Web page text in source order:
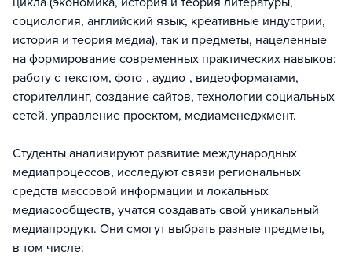
социология, английский язык, креативные индустрии,
история и теория медиа), так и предметы, нацеленные
на формирование современных практических навыков:
работу с текстом, фото-, аудио-, видеоформатами,
сторителлинг, создание сайтов, технологии социальных
сетей, управление проектом, медиаменеджмент.
Студенты анализируют развитие международных
медиапроцессов, исследуют связи региональных
средств массовой информации и локальных
медиасообществ, учатся создавать свой уникальный
медиапродукт. Они смогут выбрать разные предметы,
в том числе: